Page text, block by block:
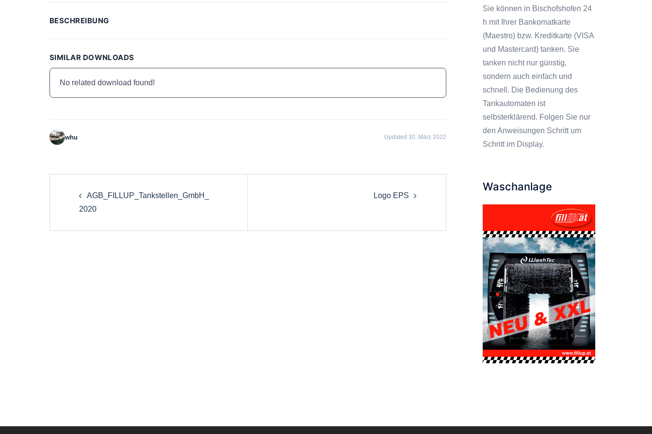
BESCHREIBUNG
SIMILAR DOWNLOADS
No related download found!
whu Updated 30. März 2022
Navigation
AGB_FILLUP_Tankstellen_GmbH_
2020
Logo EPS
Sie können in Bischofshofen 24
h mit Ihrer Bankomatkarte
(Maestro) bzw. Kreditkarte (VISA
und Mastercard) tanken. Sie
tanken nicht nur günstig,
sondern auch einfach und
schnell. Die Bedienung des
Tankautomaten ist
selbsterklärend. Folgen Sie nur
den Anweisungen Schritt um
Schritt im Display.
Waschanlage